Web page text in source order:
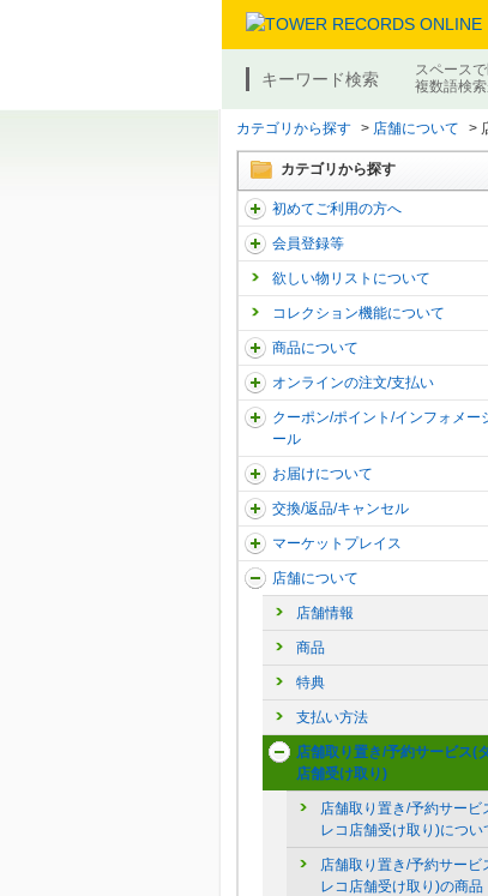
キーワード検索
スペース
複数語検
カテゴリから探す > 店舗について >
カテゴリから探す
初めてご利用の方へ
会員登録等
欲しい物リストについて
コレクション機能について
商品について
オンラインの注文/支払い
クーポン/ポイント/インフォメー
ール
お届けについて
交換/返品/キャンセル
マーケットプレイス
店舗について
店舗情報
商品
特典
支払い方法
店舗取り置き/予約サービス(
店舗受け取り)
店舗取り置き/予約サービ
レコ店舗受け取り)につい
店舗取り置き/予約サービ
レコ店舗受け取り)の商品